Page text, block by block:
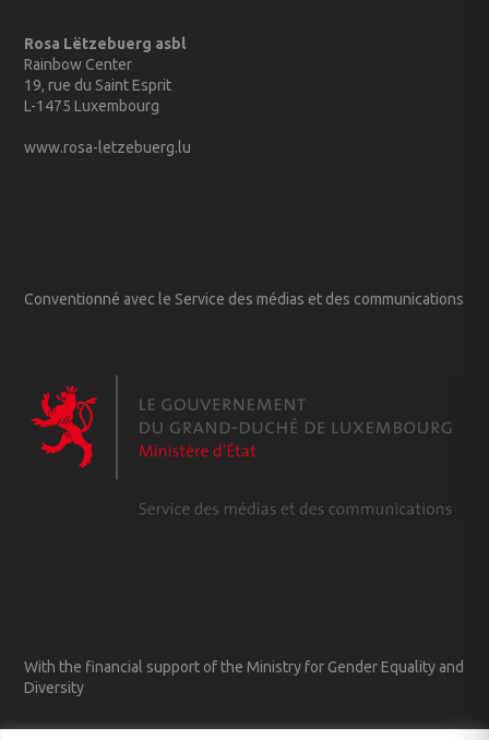
Rosa Lëtzebuerg asbl
Rainbow Center
19, rue du Saint Esprit
L-1475 Luxembourg
www.rosa-letzebuerg.lu
Conventionné avec le Service des médias et des communications
With the financial support of the Ministry for Gender Equality and
Diversity